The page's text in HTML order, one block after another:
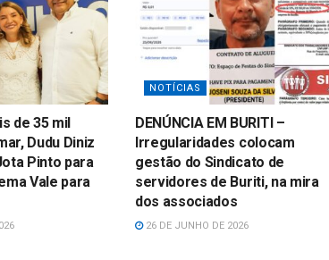
de 35 mil
Dudu Diniz
Pinto para
Vale para
NOTÍCIAS
DENÚNCIA EM BURITI –
Irregularidades colocam
gestão do Sindicato de
servidores de Buriti, na mira
dos associados
26 DE JUNHO DE 2026